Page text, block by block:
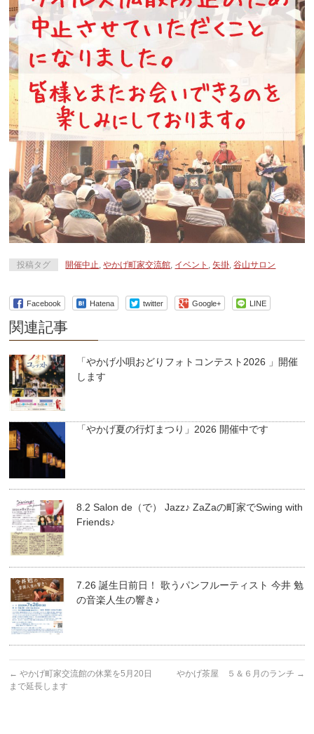
投稿タグ 開催中止 ,やかげ町家交流館 イベント ,矢掛 ,谷山サロン
Facebook Hatena twitter Google+ LINE
関連記事
「やかげ小唄おどりフォトコンテスト2026 」開催
します
「やかげ夏の行灯まつり」2026 開催中です
8.2 Salon de（で） Jazz♪ ZaZaの町家でSwing with
Friends♪
7.26 誕生日前日！ 歌うパンフルーティスト 今井 勉
の音楽人生の響き♪
← やかげ町家交流館の休業を5月20日
まで延長します
やかげ茶屋 ５＆６月のランチ →